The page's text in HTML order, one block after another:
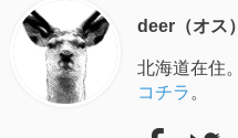
deer（オス）
北海道在住。
コチラ 。